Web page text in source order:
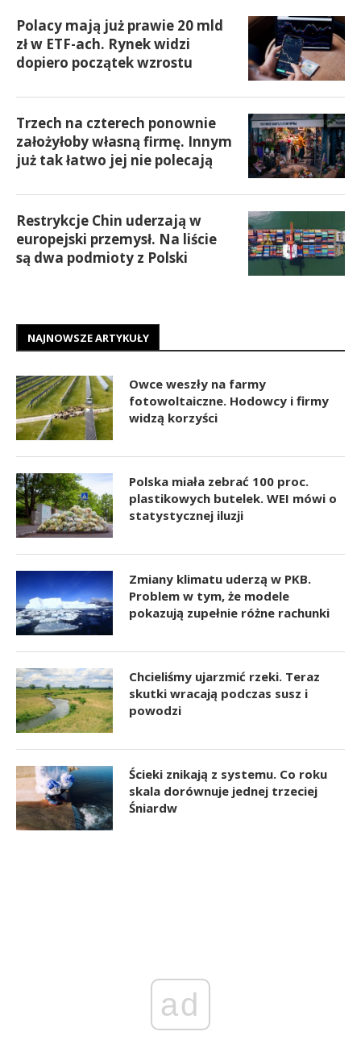
Polacy mają już prawie 20 mld
zł w ETF-ach. Rynek widzi
dopiero początek wzrostu
Trzech na czterech ponownie
założyłoby własną firmę. Innym
już tak łatwo jej nie polecają
Restrykcje Chin uderzają w
europejski przemysł. Na liście
są dwa podmioty z Polski
NAJNOWSZE ARTYKUŁY
Owce weszły na farmy
fotowoltaiczne. Hodowcy i firmy
widzą korzyści
Polska miała zebrać 100 proc.
plastikowych butelek. WEI mówi o
statystycznej iluzji
Zmiany klimatu uderzą w PKB.
Problem w tym, że modele
pokazują zupełnie różne rachunki
Chcieliśmy ujarzmić rzeki. Teraz
skutki wracają podczas susz i
powodzi
Ścieki znikają z systemu. Co roku
skala dorównuje jednej trzeciej
Śniardw
ad